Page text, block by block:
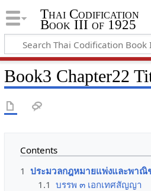
Thai Codification
Book III of 1925
Book3 Chapter22
Contents
1 ประมวลกฎหมายแพ่งและพาณิ
1.1 บรรพ ๓ เอกเทศสัญญา